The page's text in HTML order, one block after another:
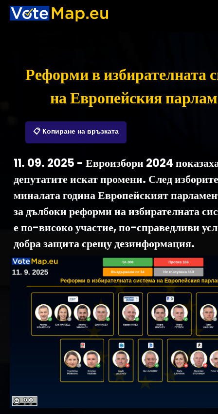
Реформи в избирателната
на Европейския
📋 Копиране на връзката
11. 09. 2025 - Евроизбори 2024
депутатите искат промени. След
миналата година Европейският
за дълбоки реформи на избирателната
е по-високо участие, по-справедливи
добра защита срещу дезинформация.